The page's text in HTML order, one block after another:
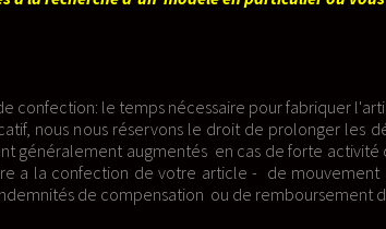
fabriquer l'article sur-demande après la période
prolonger les délais en cas de forte nécessité
de forte activité de nos services (victime de notre
mouvement de grève ou d'une éventuelle
de la commande peuvent être